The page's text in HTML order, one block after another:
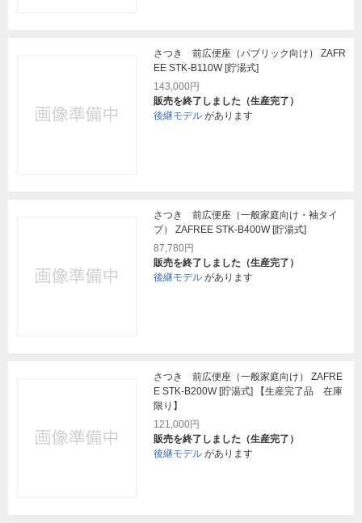
さつき 前広便座（パブリック向け） ZAFR
EE STK-B110W [貯湯式]
143,000円
販売を終了しました（生産完了）
後継モデル があります
さつき 前広便座（一般家庭向け・袖タイ
プ） ZAFREE STK-B400W [貯湯式]
87,780円
販売を終了しました（生産完了）
後継モデル があります
さつき 前広便座（一般家庭向け） ZAFRE
E STK-B200W [貯湯式] 【生産完了品 在庫
限り】
121,000円
販売を終了しました（生産完了）
後継モデル があります